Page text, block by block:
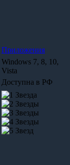
Приложения
Windows 7, 8, 10,
Vista
Доступна в РФ